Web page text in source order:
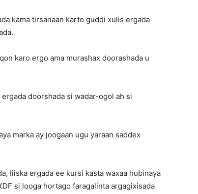
kama tirsanaan karto guddi xulis ergada
karo ergo ama murashax doorashada u
doorshada si wadar-ogol ah si
marka ay joogaan ugu yaraan saddex
Iiiska ergada ee kursi kasta waxaa hubinaya
si looga hortago faragalinta argagixisada